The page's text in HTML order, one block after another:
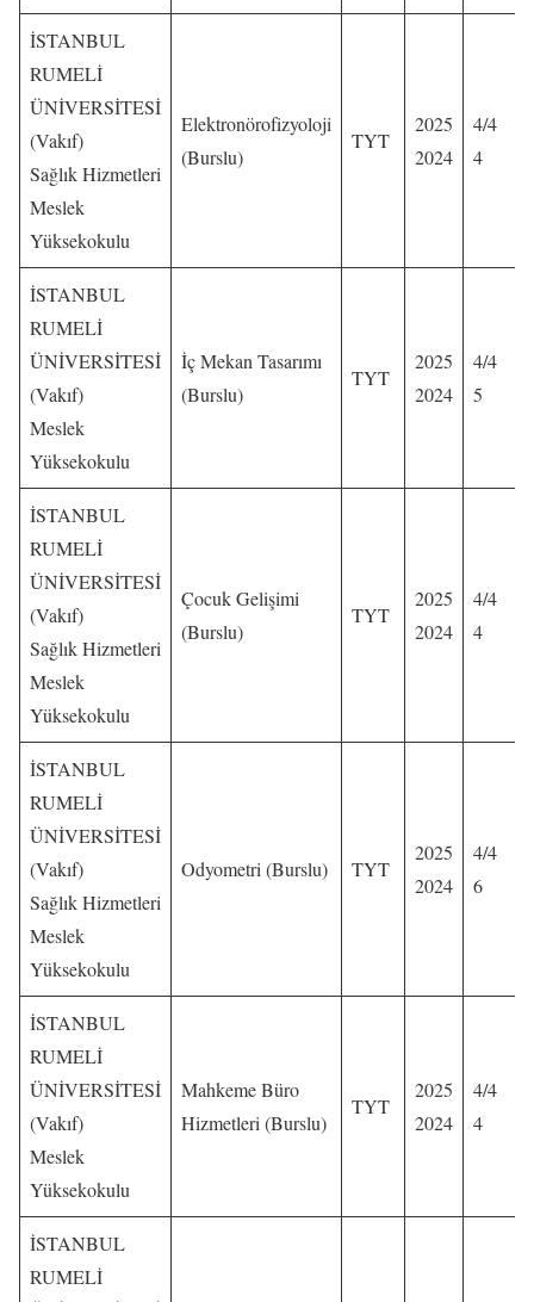
İSTANBUL
RUMELİ
ÜNİVERSİTESİ
(Vakıf)
Sağlık Hizmetleri
Meslek
Yüksekokulu
Elektronörofizyoloji
(Burslu)
TYT
2025
2024
4/4
4
İSTANBUL
RUMELİ
ÜNİVERSİTESİ
(Vakıf)
Meslek
Yüksekokulu
İç Mekan Tasarımı
(Burslu)
TYT
2025
2024
4/4
5
İSTANBUL
RUMELİ
ÜNİVERSİTESİ
(Vakıf)
Sağlık Hizmetleri
Meslek
Yüksekokulu
Çocuk Gelişimi
(Burslu)
TYT
2025
2024
4/4
4
İSTANBUL
RUMELİ
ÜNİVERSİTESİ
(Vakıf)
Sağlık Hizmetleri
Meslek
Yüksekokulu
Odyometri (Burslu) TYT
2025
2024
4/4
6
İSTANBUL
RUMELİ
ÜNİVERSİTESİ
(Vakıf)
Meslek
Yüksekokulu
Mahkeme Büro
Hizmetleri (Burslu)
TYT
2025
2024
4/4
4
İSTANBUL
RUMELİ